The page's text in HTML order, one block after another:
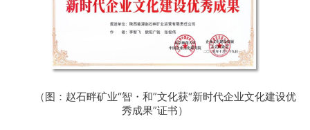
（图：赵石畔矿业“智・和”文化获“新时代企业文化建设优
秀成果”证书）